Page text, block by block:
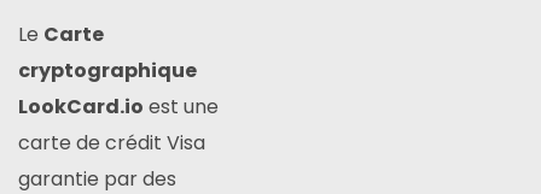
Le Carte
cryptographique
LookCard.io est une
carte de crédit Visa
garantie par des